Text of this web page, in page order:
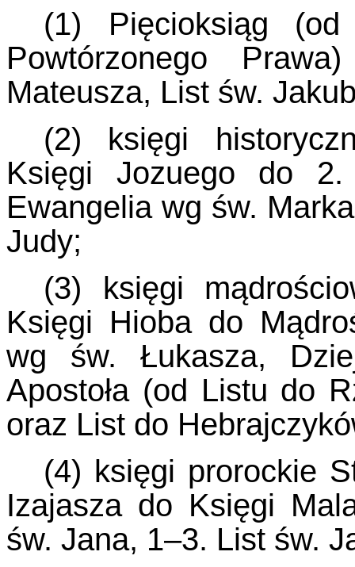
(1) Pięcioksiąg
Powtórzonego
Mateusza, List św.
(2) księgi
Księgi Jozuego do 2.
Ewangelia wg św.
Judy;
(3) księgi
Księgi Hioba do
wg św. Łukasza,
Apostoła (od Listu do
oraz List do
(4) księgi prorockie
Izajasza do Księgi
św. Jana, 1–3. List św.